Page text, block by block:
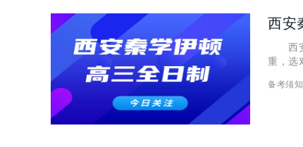
西安
西安
重，选
顿高
备考须知